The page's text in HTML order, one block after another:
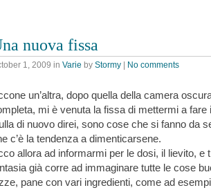
nuova fissa
1, 2009 in Varie by Stormy No comments
un’altra, dopo quella della camera
mi è venuta la fissa di mettermi a fare
di nuovo direi, sono cose che si fanno da
c’è la tendenza a dimenticarsene.
allora ad informarmi per le dosi, il lievito, e
già corre ad immaginare tutte le cose
pane con vari ingredienti, come ad